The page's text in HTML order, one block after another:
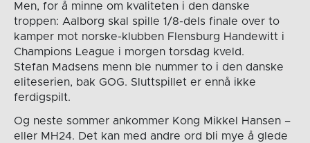
Men, for å minne om kvaliteten i den danske
troppen: Aalborg skal spille 1/8-dels finale over to
kamper mot norske-klubben Flensburg Handewitt i
Champions League i morgen torsdag kveld.
Stefan Madsens menn ble nummer to i den danske
eliteserien, bak GOG. Sluttspillet er ennå ikke
ferdigspilt.
Og neste sommer ankommer Kong Mikkel Hansen –
eller MH24. Det kan med andre ord bli mye å glede